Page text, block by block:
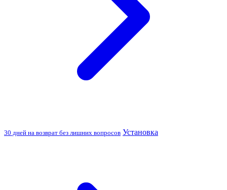
30 дней на возврат без лишних вопросов Установка